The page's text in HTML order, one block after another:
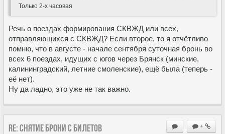
Только 2-х часовая
Речь о поездах формирования СКВЖД или всех,
отправляющихся с СКВЖД? Если второе, то я отчётливо
помню, что в августе - начале сентября суточная бронь во
всех 6 поездах, идущих с югов через Брянск (минские,
калининградский, летние смоленские), ещё была (теперь -
её нет).
Ну да ладно, это уже не так важно.
+
Re: Снятие брони с билетов